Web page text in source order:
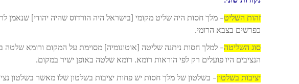
זהות השליט– מלך חסות היה שליט מקומי [בישראל היה הורדוס שהיה יהודי] שנאמן
כפרשים בצבא הרומי.
סוג השליטה– למלך חסות ניתנה שליטה [אוטונומיה] מסוימת על המקום ורומא שלטה
הנציבים היו פועלים רק לפי הוראות רומא. רומא שלטה באופן ישיר במקום.
יציבות בשלטון– בשלטון של מלך חסות יש פחות יציבות בשלטון שלו מאשר בשלטון